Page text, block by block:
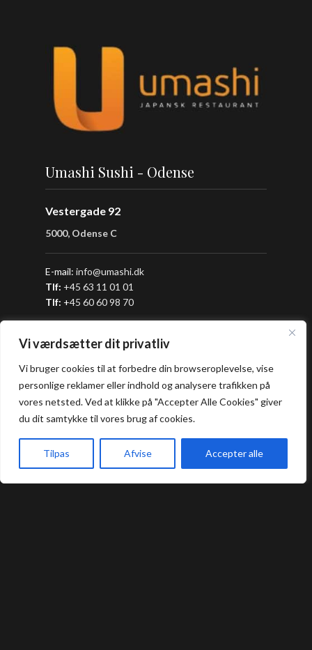
Vi værdsætter dit privatliv
Vi bruger cookies til at forbedre din browseroplevelse, vise
personlige reklamer eller indhold og analysere trafikken på
vores netsted. Ved at klikke på "Accepter Alle Cookies" giver
du dit samtykke til vores brug af cookies.
Tilpas Afvise Accepter alle
Umashi Sushi - Odense
Vestergade 92
5000, Odense C
E-mail: info@umashi.dk
Tlf: +45 63 11 01 01
Tlf: +45 60 60 98 70
Åbningstider
Frokost: 12:00 - 16:00
Køkkenet lukker en halv time før lukketid.
Praktisk